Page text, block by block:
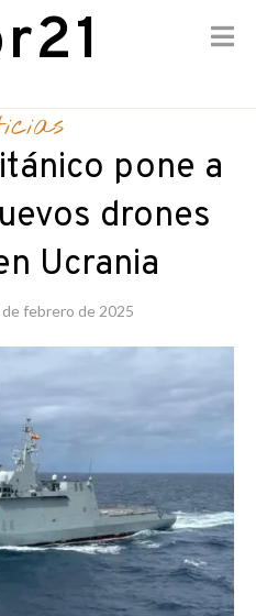
pone a
drones
Ucrania
de febrero de 2025